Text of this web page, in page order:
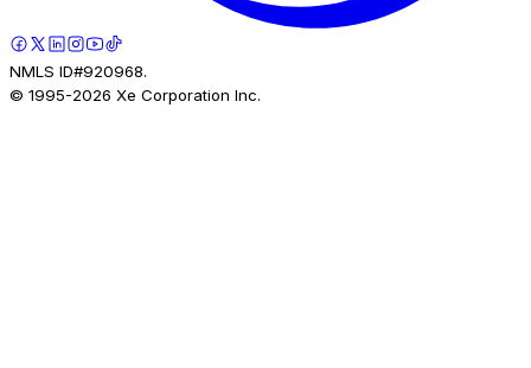
NMLS ID#920968.
© 1995-2026 Xe Corporation Inc.